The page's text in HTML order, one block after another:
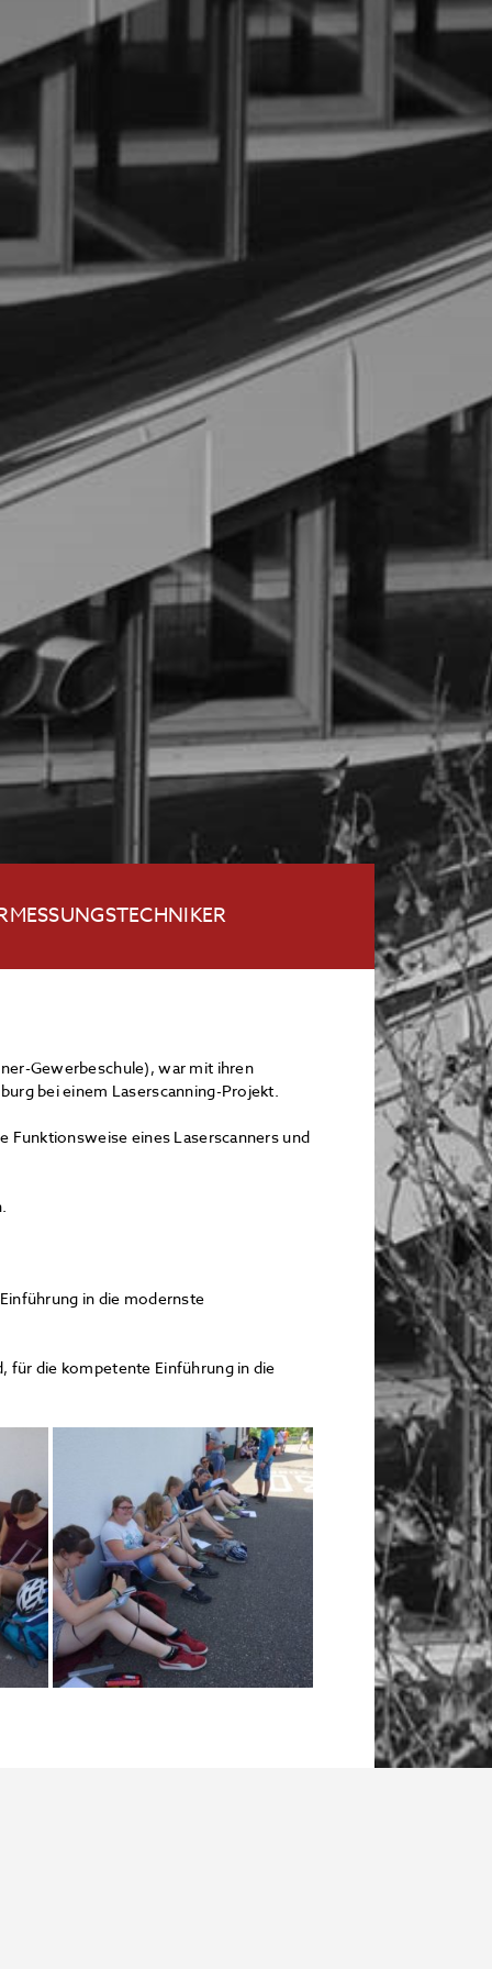
Gewerbeschule), war mit ihren
bei einem Laserscanning-Projekt.
Funktionsweise eines Laserscanners und
in die modernste
für die kompetente Einführung in die